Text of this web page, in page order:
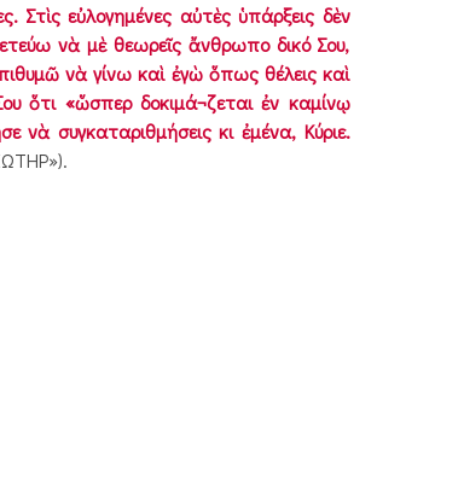
Στὶς εὐλογημένες αὐτὲς ὑπάρξεις δὲν
νὰ μὲ θεωρεῖς ἄνθρωπο δικό Σου,
νὰ γίνω καὶ ἐγὼ ὅπως θέλεις καὶ
ὅτι «ὥσπερ δοκιμά¬ζεται ἐν καμίνῳ
νὰ συγκαταριθμήσεις κι ἐμένα, Κύριε.